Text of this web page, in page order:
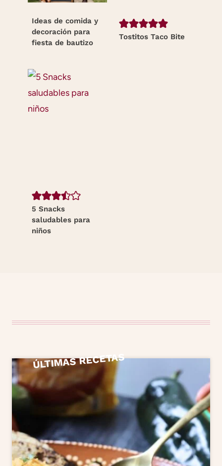
Ideas de comida y
decoración para
fiesta de bautizo
Tostitos Taco Bite
5 Snacks
saludables para
niños
ÚLTIMAS RECETAS